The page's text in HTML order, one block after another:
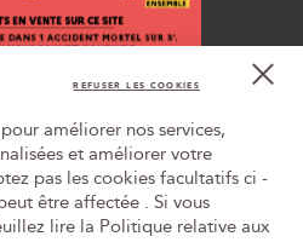
AVEC MODÉRATION
améliorer nos services,
et améliorer votre
pas les cookies facultatifs ci -
être affectée . Si vous
lire la Politique relative aux
REFUSER LES COOKIES